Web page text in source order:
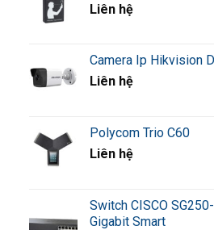
Liên hệ
Camera Ip Hikvision
Liên hệ
Polycom Trio C60
Liên hệ
Switch CISCO
Gigabit Smart